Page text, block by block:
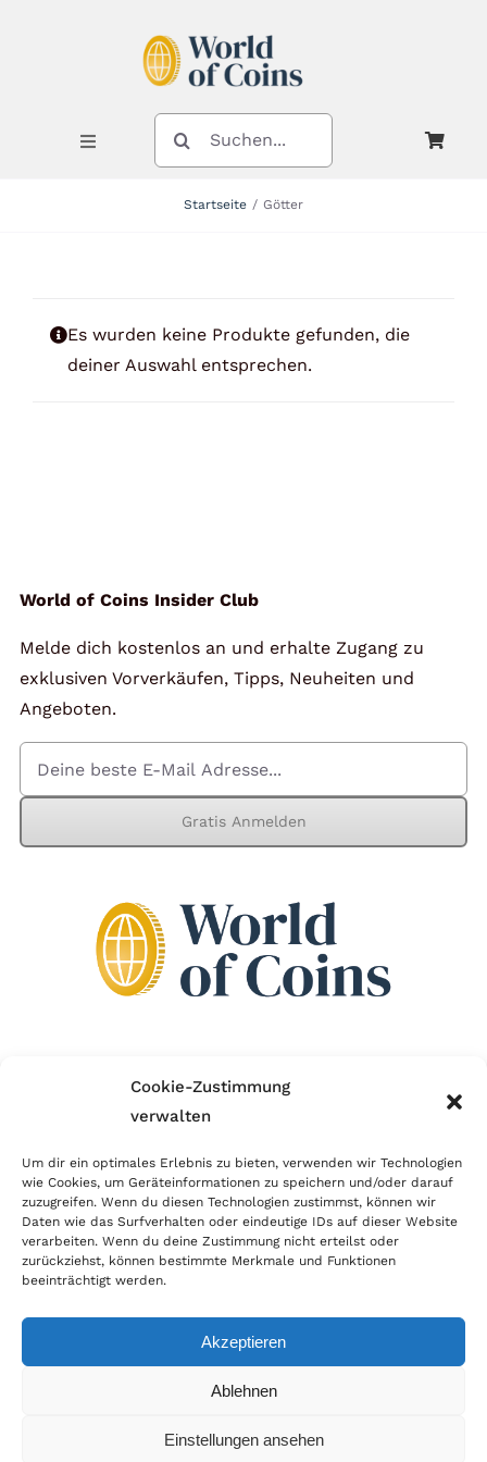
Cookie-Zustimmung
verwalten
Um dir ein optimales Erlebnis zu bieten, verwenden wir Technologien
wie Cookies, um Geräteinformationen zu speichern und/oder darauf
zuzugreifen. Wenn du diesen Technologien zustimmst, können wir
Daten wie das Surfverhalten oder eindeutige IDs auf dieser Website
verarbeiten. Wenn du deine Zustimmung nicht erteilst oder
zurückziehst, können bestimmte Merkmale und Funktionen
beeinträchtigt werden.
Akzeptieren
Ablehnen
Einstellungen ansehen
Toggle
Navigation
Kontakt
Mein Konto
Warenkorb
SUCHE
NACH:
Startseite Götter
Es wurden keine Produkte gefunden, die
deiner Auswahl entsprechen.
World of Coins Insider Club
Melde dich kostenlos an und erhalte Zugang zu
exklusiven Vorverkäufen, Tipps, Neuheiten und
Angeboten.
Gratis Anmelden
Wir sind Mitglied im Händlerbund!
erfolgreichen E-Commerce ein. Auch wir sind wie
viele Onlineshops im Netz Mitglied im Händlerbund
und unterstützen fairen Onlinehandel.
© Copyright 2026 | World of Coins |Impressum|Datenschutz|Cookie
|Zahlung & Versand